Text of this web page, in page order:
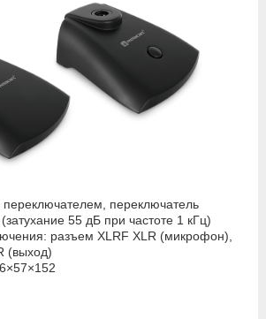
переключатель
55 дБ при частоте 1 кГц)
разъем XLRF XLR (микрофон),
(выход)